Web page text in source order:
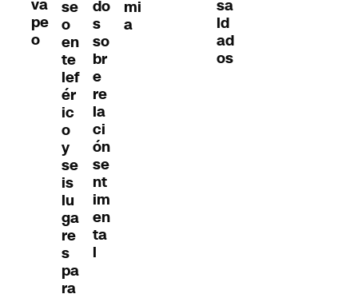
va
pe
o
se
o
en
te
lef
ér
ic
o
y
se
is
lu
ga
re
s
pa
ra
do
s
so
br
e
re
la
ci
ón
se
nt
im
en
ta
l
mi
a
sa
ld
ad
os